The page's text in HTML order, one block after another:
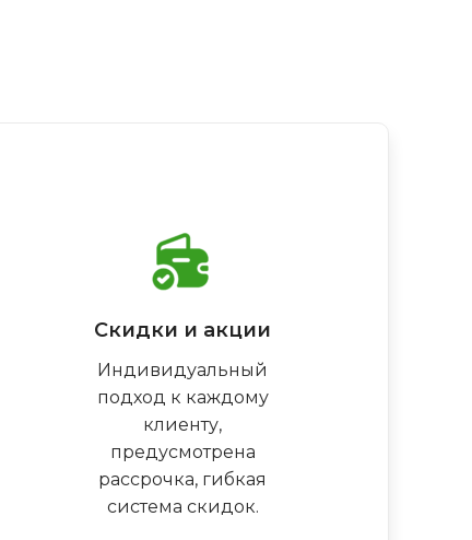
Скидки и акции
Индивидуальный
подход к каждому
клиенту,
предусмотрена
рассрочка, гибкая
система скидок.